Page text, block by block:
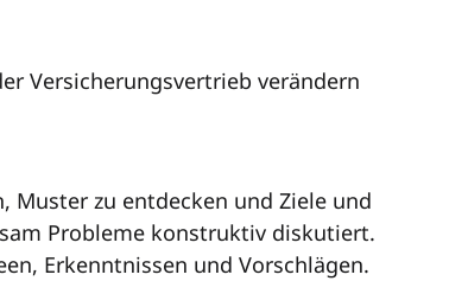
Versicherungsvertrieb verändern
Muster zu entdecken und Ziele und
Probleme konstruktiv diskutiert.
Erkenntnissen und Vorschlägen.